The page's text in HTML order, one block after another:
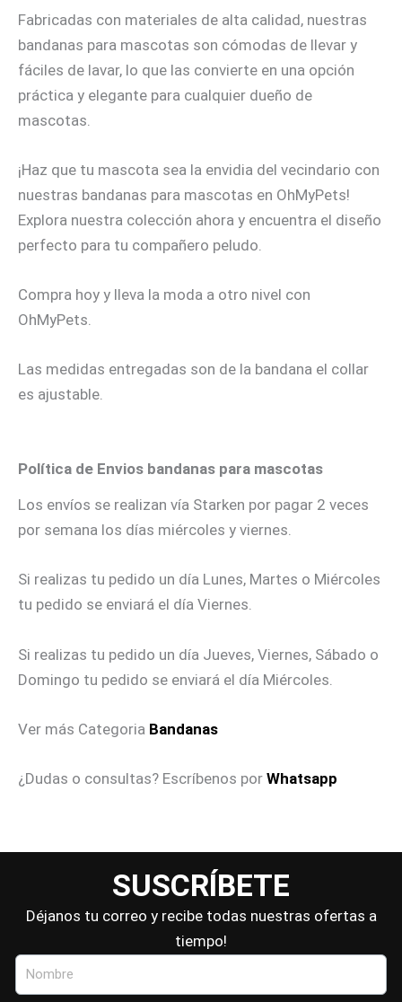
Fabricadas con materiales de alta calidad, nuestras
bandanas para mascotas son cómodas de llevar y
fáciles de lavar, lo que las convierte en una opción
práctica y elegante para cualquier dueño de
mascotas.
¡Haz que tu mascota sea la envidia del vecindario con
nuestras bandanas para mascotas en OhMyPets!
Explora nuestra colección ahora y encuentra el diseño
perfecto para tu compañero peludo.
Compra hoy y lleva la moda a otro nivel con
OhMyPets.
Las medidas entregadas son de la bandana el collar
es ajustable.
Política de Envios bandanas para mascotas
Los envíos se realizan vía Starken por pagar 2 veces
por semana los días miércoles y viernes.
Si realizas tu pedido un día Lunes, Martes o Miércoles
tu pedido se enviará el día Viernes.
Si realizas tu pedido un día Jueves, Viernes, Sábado o
Domingo tu pedido se enviará el día Miércoles.
Ver más Categoria Bandanas
¿Dudas o consultas? Escríbenos por Whatsapp
SUSCRÍBETE
Déjanos tu correo y recibe todas nuestras ofertas a
tiempo!
Nombre